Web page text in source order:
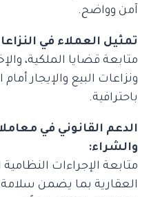
آمن وواضح.
تمثيل العملاء في
متابعة قضايا الملكية،
ونزاعات البيع والإيجار
باحترافية.
الدعم القانوني في
والشراء:
متابعة الإجراءات
العقارية بما يضمن سلامة